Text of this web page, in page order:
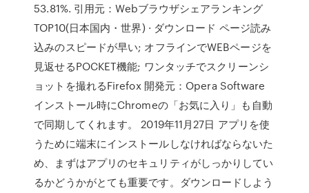
53.81%. 引用元：Webブラウザシェアランキング
TOP10(日本国内・世界) · ダウンロード ページ読み
込みのスピードが早い; オフラインでWEBページを
見返せるPOCKET機能; ワンタッチでスクリーンシ
ョットを撮れるFirefox 開発元：Opera Software
インストール時にChromeの「お気に入り」も自動
で同期してくれます。 2019年11月27日 アプリを使
うために端末にインストールしなければならないた
め、まずはアプリのセキュリティがしっかりしてい
るかどうかがとても重要です。ダウンロードしよう